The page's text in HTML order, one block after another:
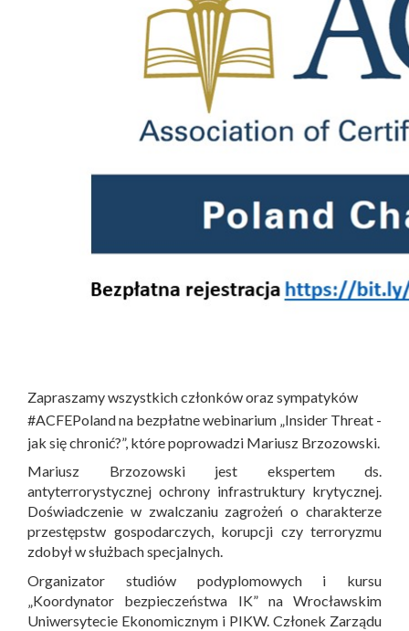
Zapraszamy wszystkich członków oraz sympatyków
#ACFEPoland na bezpłatne webinarium „Insider Threat -
jak się chronić?”, które poprowadzi Mariusz Brzozowski.
Mariusz Brzozowski jest ekspertem ds.
antyterrorystycznej ochrony infrastruktury krytycznej.
Doświadczenie w zwalczaniu zagrożeń o charakterze
przestępstw gospodarczych, korupcji czy terroryzmu
zdobył w służbach specjalnych.
Organizator studiów podyplomowych i kursu
„Koordynator bezpieczeństwa IK” na Wrocławskim
Uniwersytecie Ekonomicznym i PIKW. Członek Zarządu